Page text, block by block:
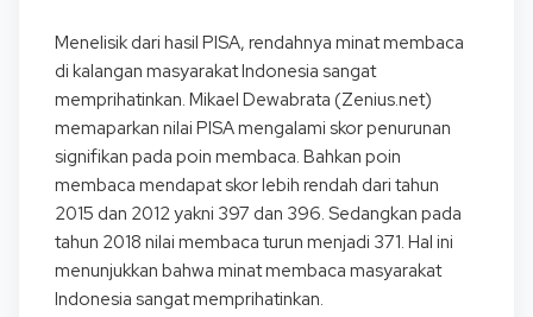
Menelisik dari hasil PISA, rendahnya minat membaca
di kalangan masyarakat Indonesia sangat
memprihatinkan. Mikael Dewabrata (Zenius.net)
memaparkan nilai PISA mengalami skor penurunan
signifikan pada poin membaca. Bahkan poin
membaca mendapat skor lebih rendah dari tahun
2015 dan 2012 yakni 397 dan 396. Sedangkan pada
tahun 2018 nilai membaca turun menjadi 371. Hal ini
menunjukkan bahwa minat membaca masyarakat
Indonesia sangat memprihatinkan.